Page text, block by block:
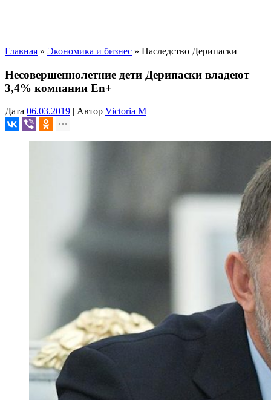
Главная » Экономика и бизнес » Наследство Дерипаски
Несовершеннолетние дети Дерипаски владеют
3,4% компании En+
Дата 06.03.2019 | Автор Victoria M